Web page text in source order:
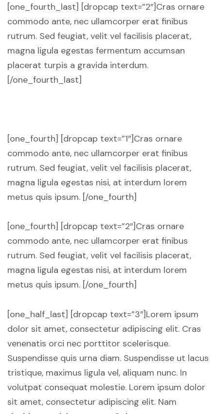
[one_fourth_last] [dropcap text=”2″]Cras ornare
commodo ante, nec ullamcorper erat finibus
rutrum. Sed feugiat, velit vel facilisis placerat,
magna ligula egestas fermentum accumsan
placerat turpis a gravida interdum.
[/one_fourth_last]
[one_fourth] [dropcap text=”1″]Cras ornare
commodo ante, nec ullamcorper erat finibus
rutrum. Sed feugiat, velit vel facilisis placerat,
magna ligula egestas nisi, at interdum lorem
metus quis ipsum. [/one_fourth]
[one_fourth] [dropcap text=”2″]Cras ornare
commodo ante, nec ullamcorper erat finibus
rutrum. Sed feugiat, velit vel facilisis placerat,
magna ligula egestas nisi, at interdum lorem
metus quis ipsum. [/one_fourth]
[one_half_last] [dropcap text=”3″]Lorem ipsum
dolor sit amet, consectetur adipiscing elit. Cras
venenatis orci nec porttitor scelerisque.
Suspendisse quis urna diam. Suspendisse ut lacus
tristique, maximus ligula vel, aliquam nunc. In
volutpat consequat molestie. Lorem ipsum dolor
sit amet, consectetur adipiscing elit. Nam